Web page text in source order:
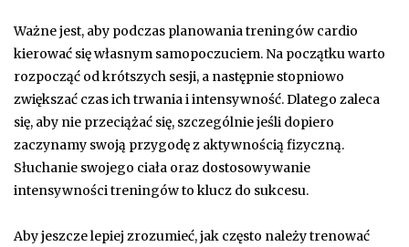
Ważne jest, aby podczas planowania treningów cardio
kierować się własnym samopoczuciem. Na początku warto
rozpocząć od krótszych sesji, a następnie stopniowo
zwiększać czas ich trwania i intensywność. Dlatego zaleca
się, aby nie przeciążać się, szczególnie jeśli dopiero
zaczynamy swoją przygodę z aktywnością fizyczną.
Słuchanie swojego ciała oraz dostosowywanie
intensywności treningów to klucz do sukcesu.
Aby jeszcze lepiej zrozumieć, jak często należy trenować